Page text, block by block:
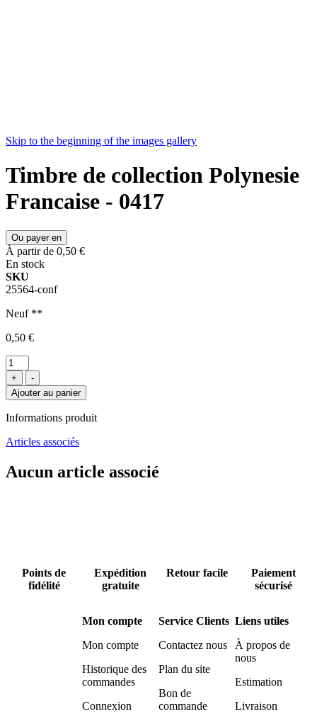
Skip to the beginning of the images gallery
Timbre de collection Polynesie
Francaise - 0417
Ou payer en
À partir de 0,50 €
En stock
SKU
25564-conf
Neuf **
0,50 €
+
-
Ajouter au panier
Informations produit
Articles associés
Aucun article associé
Points de
fidélité
Expédition
gratuite
Retour facile
Paiement
sécurisé
Mon compte
Mon compte
Historique des
commandes
Connexion
Service Clients
Contactez nous
Plan du site
Bon de
commande
Liens utiles
À propos de
nous
Estimation
Livraison